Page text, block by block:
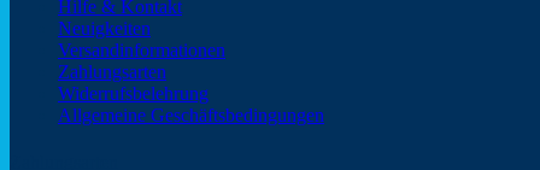
Hilfe & Kontakt
Neuigkeiten
Versandinformationen
Zahlungsarten
Widerrufsbelehrung
Allgemeine Geschäftsbedingungen